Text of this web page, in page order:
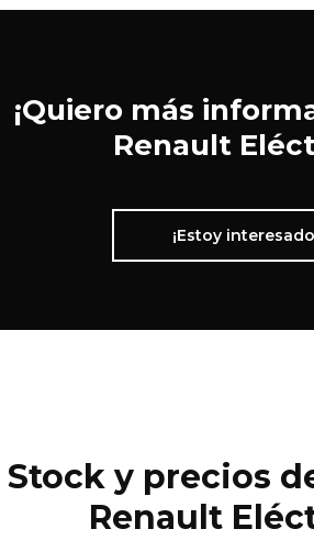
¡Quiero más
Renault
¡Estoy
Stock y precios
Renault